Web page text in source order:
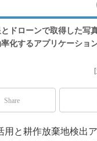
のづくりワールド 2020
ナンス・レジリエンスTOKYO
ドローンで取得した写
化するアプリケーショ
[
Share
と耕作放棄地検出